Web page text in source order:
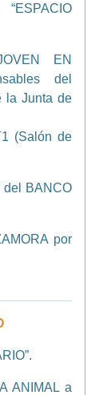
EN
del
la Junta de
(Salón de
del BANCO
por
ANIMAL a